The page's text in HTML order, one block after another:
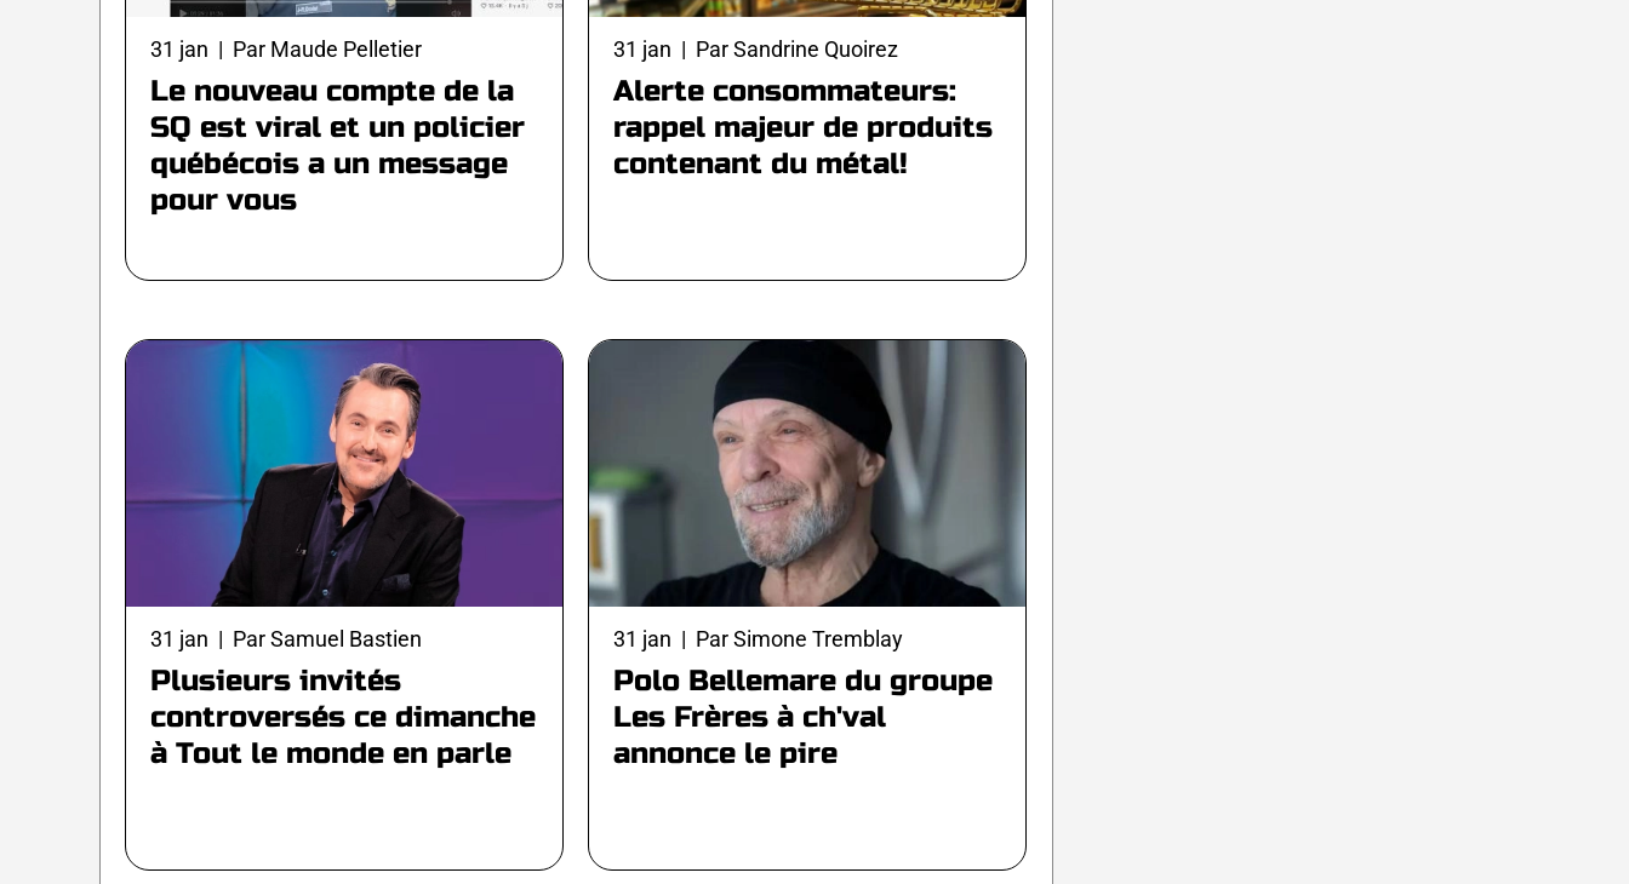
31 jan | Par Maude Pelletier
Le nouveau compte de la
SQ est viral et un policier
québécois a un message
pour vous
31 jan | Par Sandrine Quoirez
Alerte consommateurs:
rappel majeur de produits
contenant du métal!
31 jan | Par Samuel Bastien
Plusieurs invités
controversés ce dimanche
à Tout le monde en parle
31 jan | Par Simone Tremblay
Polo Bellemare du groupe
Les Frères à ch'val
annonce le pire